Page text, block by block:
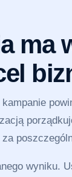
ma
wyniku.